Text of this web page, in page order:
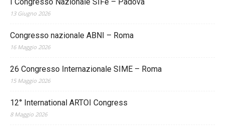
13 Giugno 2026
Congresso nazionale ABNI – Roma
16 Maggio 2026
26 Congresso Internazionale SIME – Roma
15 Maggio 2026
12° International ARTOI Congress
8 Maggio 2026